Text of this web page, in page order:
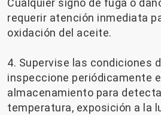
requerir atención inmediata
oxidación del aceite.
4. Supervise las condiciones
inspeccione periódicamente
almacenamiento para
temperatura, exposición a la